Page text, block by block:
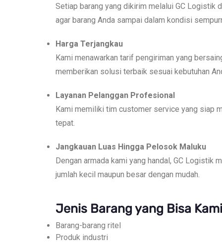
Setiap barang yang dikirim melalui GC Logistik
agar barang Anda sampai dalam kondisi
Harga Terjangkau
Kami menawarkan tarif pengiriman yang
memberikan solusi terbaik sesuai kebutuhan
Layanan Pelanggan Profesional
Kami memiliki tim customer service yang siap
tepat.
Jangkauan Luas Hingga Pelosok Maluku
Dengan armada kami yang handal, GC Logistik
jumlah kecil maupun besar dengan mudah.
Jenis Barang yang Bisa
Barang-barang ritel
Produk industri